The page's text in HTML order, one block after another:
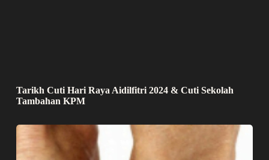
Tarikh Cuti Hari Raya Aidilfitri 2024 & Cuti Sekolah
Tambahan KPM